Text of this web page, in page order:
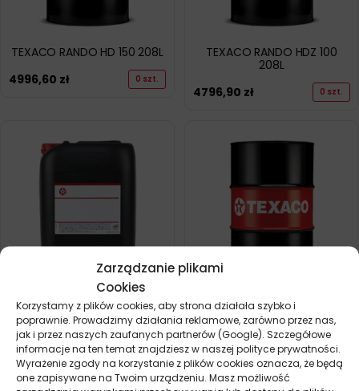
Zarządzanie plikami
Cookies
Korzystamy z plików cookies, aby strona działała szybko i
poprawnie. Prowadzimy działania reklamowe, zarówno przez nas,
jak i przez naszych zaufanych partnerów (Google). Szczegółowe
informacje na ten temat znajdziesz w naszej polityce prywatności.
Wyrażenie zgody na korzystanie z plików cookies oznacza, że będą
one zapisywane na Twoim urządzeniu. Masz możliwość
TEXACO RANDO HD 150 208L
4996,60 zł 0 szt.
TEXACO RANDO HDZ 100
208L
4796,90 zł 0 szt.
TEXACO RANDO HDZ 100 20L
489,20zł 0 szt.
TEXACO RANDO HDZ 15 208L
4996,60zł 0 szt.